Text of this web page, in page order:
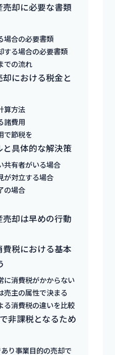
却に必要な書類
場合の必要書類
する場合の必要書類
での流れ
における税金と
算方法
諸費用
で節税を
具体的な解決策
共有者がいる場合
が対立する場合
の場合
却は早めの行動
税における基本
に消費税がかからない
主の属性で決まる
る消費税の違いを比較
非課税となるため
り事業目的の売却で